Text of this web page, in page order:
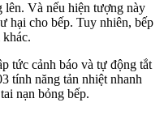
lên. Và nếu hiện tượng này
hại cho bếp. Tuy nhiên, bếp
tức cảnh báo và tự động tắt
tính năng tản nhiệt nhanh
nạn bỏng bếp.